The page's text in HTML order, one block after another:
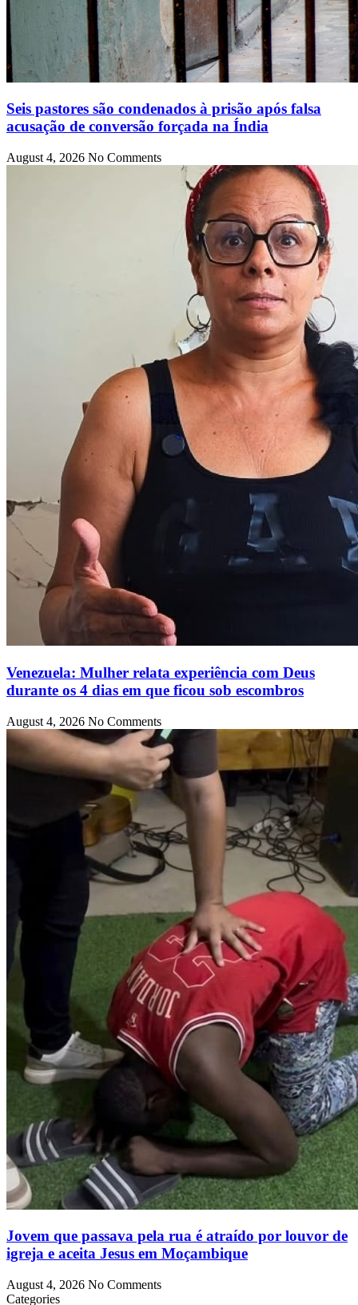
Seis pastores são condenados à prisão após falsa
acusação de conversão forçada na Índia
August 4, 2026 No Comments
Venezuela: Mulher relata experiência com Deus
durante os 4 dias em que ficou sob escombros
August 4, 2026 No Comments
Jovem que passava pela rua é atraído por louvor de
igreja e aceita Jesus em Moçambique
August 4, 2026 No Comments
Categories